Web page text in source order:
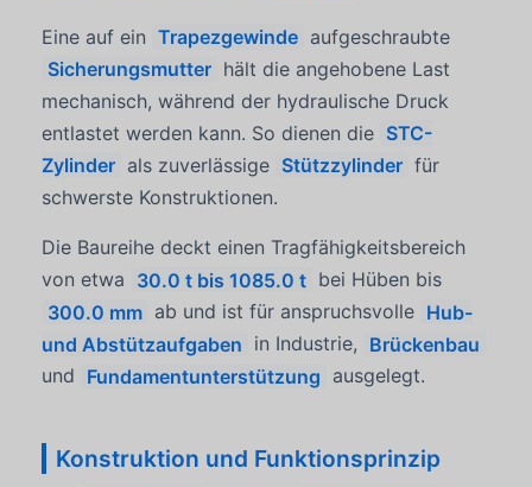
Eine auf ein Trapezgewinde aufgeschraubte
Sicherungsmutter hält die angehobene Last
mechanisch, während der hydraulische Druck
entlastet werden kann. So dienen die STC-
Zylinder als zuverlässige Stützzylinder für
schwerste Konstruktionen.
Die Baureihe deckt einen Tragfähigkeitsbereich
von etwa 30.0 t bis 1085.0 t bei Hüben bis
300.0 mm ab und ist für anspruchsvolle Hub-
und Abstützaufgaben in Industrie, Brückenbau
und Fundamentunterstützung ausgelegt.
Konstruktion und Funktionsprinzip